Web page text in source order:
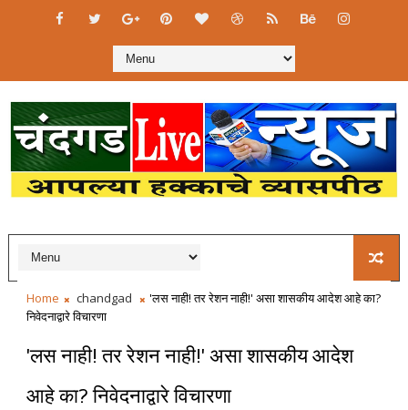
Home chandgad
'लस नाही! तर रेशन नाही!' असा शासकीय आदेश आहे का?
निवेदनाद्वारे विचारणा
'लस नाही! तर रेशन नाही!' असा शासकीय आदेश
आहे का? निवेदनाद्वारे विचारणा